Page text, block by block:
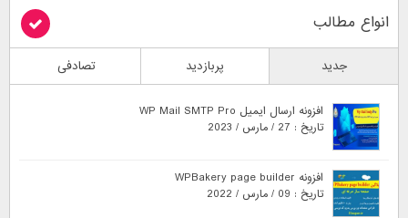
انواع مطالب
جدید پربازدید تصادفی
افزونه ارسال ایمیل WP Mail SMTP Pro
تاریخ : 27 / مارس / 2023
افزونه WPBakery page builder
تاریخ : 09 / مارس / 2022